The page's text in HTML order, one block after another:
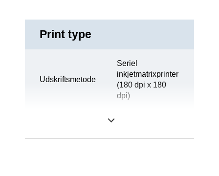
Print type
Udskriftsmetode
Seriel
inkjetmatrixprinter
(180 dpi x 180
dpi)